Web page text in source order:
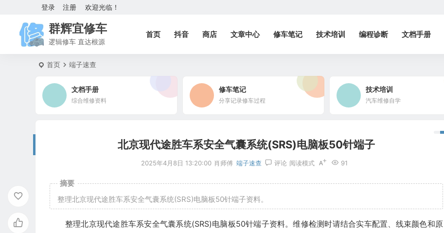
欢迎光临！
登录 注册
群辉宜修车
逻辑修车 直达根源
首页 抖音 商店 文章中心 修车笔记 技术培训 编程诊断 文档手册
首页 端子速查
文档手册
综合维修资料
修车笔记
分享记录修车过程
技术培训
汽车维修自学
北京现代途胜车系安全气囊系统(SRS)电脑板50针端子
2025年4月8日 13:20:00 肖师傅 端子速查 评论 91
阅读模式
摘要
整理北京现代途胜车系安全气囊系统(SRS)电脑板50针端子资料。
整理北京现代途胜车系安全气囊系统(SRS)电脑板50针端子资料。维修检测时请结合实车配置、线束颜色和原